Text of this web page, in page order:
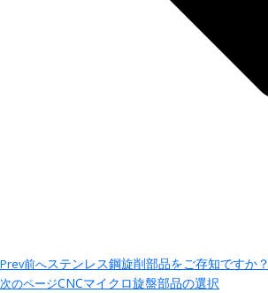
Prev前へステンレス鋼旋削部品をご存知ですか？
次のページCNCマイクロ旋盤部品の選択